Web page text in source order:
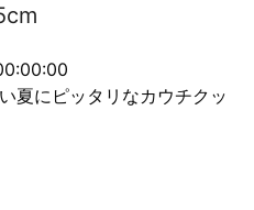
夏にピッタリなカウチクッ